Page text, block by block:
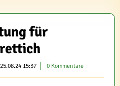
für
25.08.24 15:37 0 Kommentare